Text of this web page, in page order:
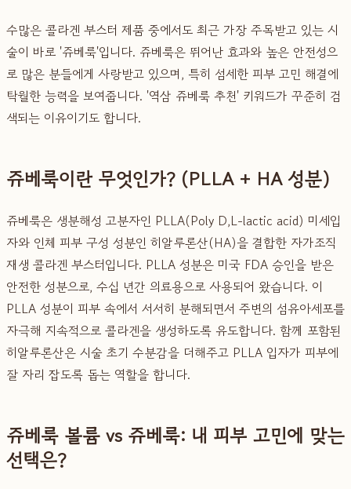
수많은 콜라겐 부스터 제품 중에서도 최근 가장 주목받고 있는 시
술이 바로 '쥬베룩'입니다. 쥬베룩은 뛰어난 효과와 높은 안전성으
로 많은 분들에게 사랑받고 있으며, 특히 섬세한 피부 고민 해결에
탁월한 능력을 보여줍니다. '역삼 쥬베룩 추천' 키워드가 꾸준히 검
색되는 이유이기도 합니다.
쥬베룩이란 무엇인가? (PLLA + HA 성분)
쥬베룩은 생분해성 고분자인 PLLA(Poly D,L-lactic acid) 미세입
자와 인체 피부 구성 성분인 히알루론산(HA)을 결합한 자가조직
재생 콜라겐 부스터입니다. PLLA 성분은 미국 FDA 승인을 받은
안전한 성분으로, 수십 년간 의료용으로 사용되어 왔습니다. 이
PLLA 성분이 피부 속에서 서서히 분해되면서 주변의 섬유아세포를
자극해 지속적으로 콜라겐을 생성하도록 유도합니다. 함께 포함된
히알루론산은 시술 초기 수분감을 더해주고 PLLA 입자가 피부에
잘 자리 잡도록 돕는 역할을 합니다.
쥬베룩 볼륨 vs 쥬베룩: 내 피부 고민에 맞는
선택은?